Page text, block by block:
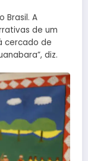
Brasil. A
de um
cercado de
diz.